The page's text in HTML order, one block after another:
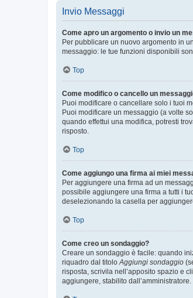
Invio Messaggi
Come apro un argomento o invio un
Per pubblicare un nuovo argomento in
messaggio: le tue funzioni disponibili
Top
Come modifico o cancello un
Puoi modificare o cancellare solo i tuoi
Puoi modificare un messaggio (a volte
quando effettui una modifica, potresti
risposto.
Top
Come aggiungo una firma ai miei
Per aggiungere una firma ad un
possibile aggiungere una firma a tutti i
deselezionando la casella per
Top
Come creo un sondaggio?
Creare un sondaggio è facile: quando
riquadro dal titolo Aggiungi sondaggio
risposta, scrivila nell’apposito spazio e
aggiungere, stabilito dall’amministratore.